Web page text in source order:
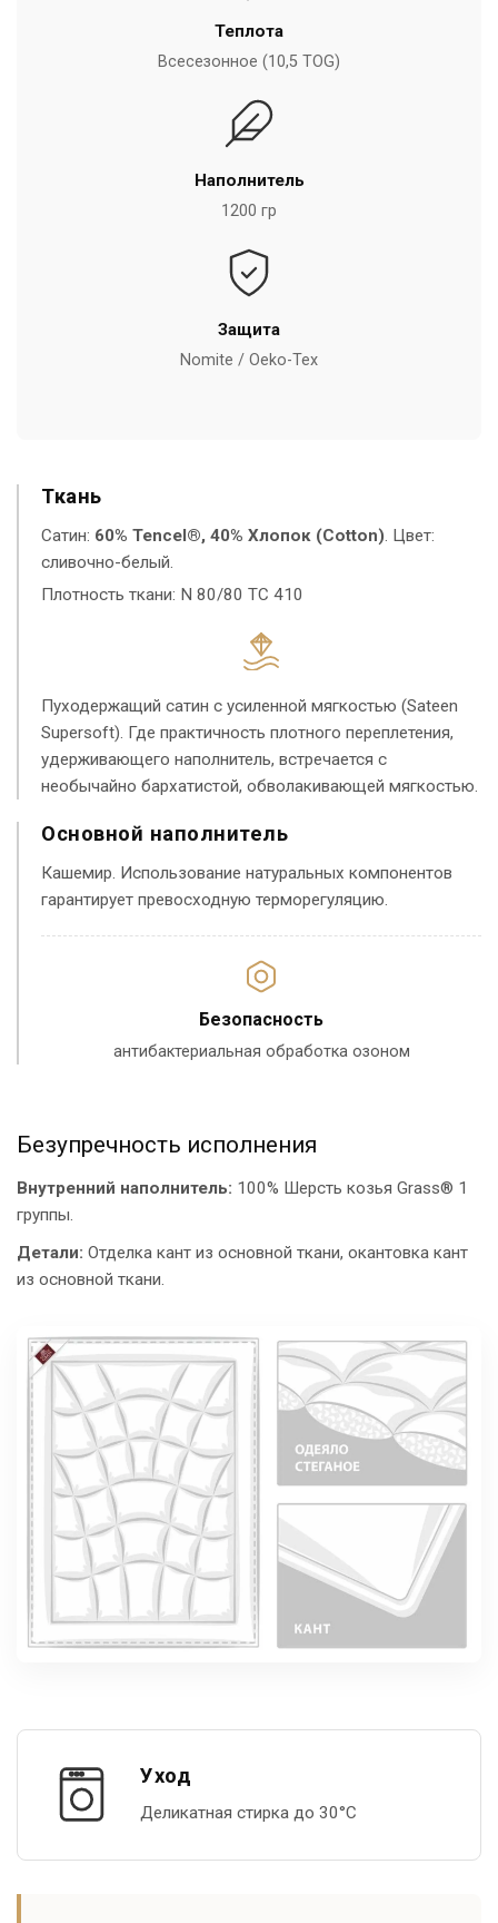
Теплота
Всесезонное (10,5 TOG)
Наполнитель
1200 гр
Защита
Nomite / Oeko-Tex
Ткань
Сатин: 60% Tencel®, 40% Хлопок (Cotton). Цвет:
сливочно-белый.
Плотность ткани: N 80/80 TC 410
Пуходержащий сатин с усиленной мягкостью (Sateen
Supersoft). Где практичность плотного переплетения,
удерживающего наполнитель, встречается с
необычайно бархатистой, обволакивающей мягкостью.
Основной наполнитель
Кашемир. Использование натуральных компонентов
гарантирует превосходную терморегуляцию.
Безопасность
антибактериальная обработка озоном
Безупречность исполнения
Внутренний наполнитель: 100% Шерсть козья Grass® 1
группы.
Детали: Отделка кант из основной ткани, окантовка кант
из основной ткани.
Уход
Деликатная стирка до 30°С